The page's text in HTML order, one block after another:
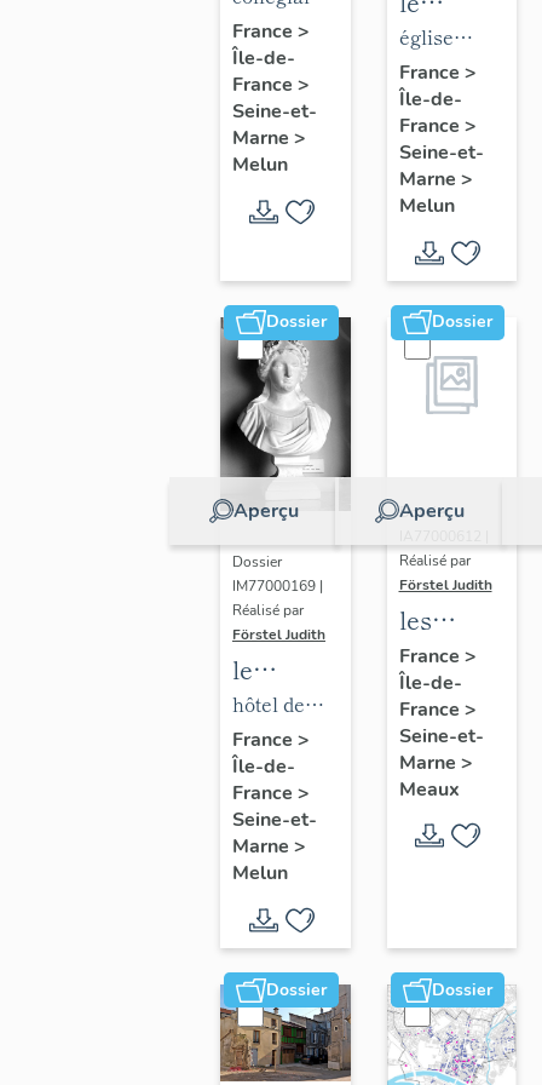
de la
collégiale
Notre-
Dame
Notre-
Dame
France >
Île-de-
France >
Seine-et-
Marne >
Melun
mobilier
de
l'église
Saint-
Aspais
église
paroissiale
Saint-
Aspais
France >
Île-de-
France >
Seine-et-
Marne >
Melun
Dossier
Aperçu
Dossier
IM77000169 |
Réalisé par
Förstel Judith
le
mobilier
de l'hôtel
de ville
hôtel de
ville
France >
Île-de-
France >
Seine-et-
Marne >
Melun
Dossier
Aperçu
Dossier
Réalisé par
Förstel Judith
les
maisons
et
immeubles
de
Meaux
France >
Île-de-
France >
Seine-et-
Marne >
Meaux
Dossier Dossier